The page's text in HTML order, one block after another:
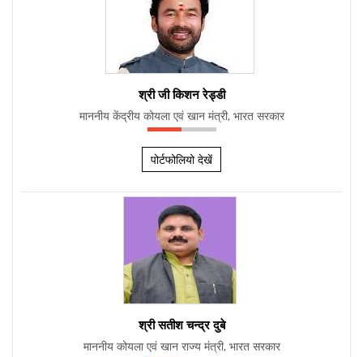
श्री जी किशन रेड्डी
माननीय केंद्रीय कोयला एवं खान मंत्री, भारत सरकार
पोर्टफोलियो देखें
श्री सतीश चन्द्र दुबे
माननीय कोयला एवं खान राज्य मंत्री, भारत सरकार